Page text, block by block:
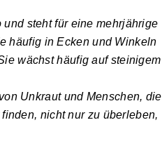
steht für eine mehrjährige
häufig in Ecken und Winkeln
wächst häufig auf steinigem
Unkraut und Menschen, die
nicht nur zu überleben,